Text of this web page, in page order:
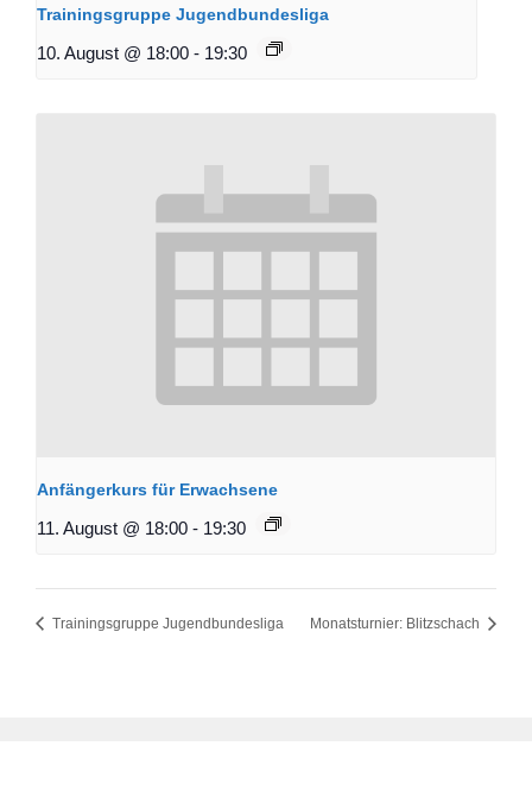
Trainingsgruppe Jugendbundesliga
10. August @ 18:00 - 19:30
Anfängerkurs für Erwachsene
11. August @ 18:00 - 19:30
Trainingsgruppe Jugendbundesliga Monatsturnier: Blitzschach